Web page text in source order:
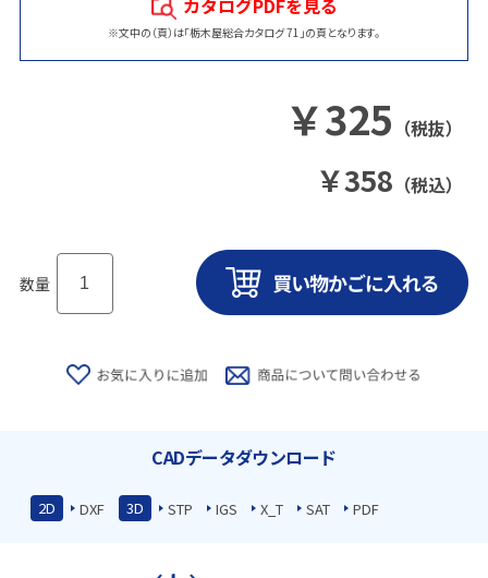
※文中の（頁）は「栃木屋総合カタログ 71」の頁となります。
￥325 （税抜）
￥358 （税込）
数量
CADデータダウンロード
2D DXF 3D STP IGS X_T SAT PDF